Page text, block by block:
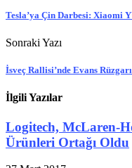
Tesla’ya Çin Darbesi: Xiaomi
Sonraki Yazı
İsveç Rallisi’nde Evans
İlgili Yazılar
Logitech, McLaren-
Ürünleri Ortağı Oldu